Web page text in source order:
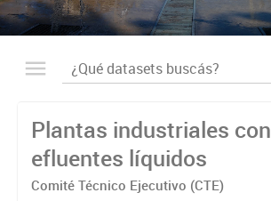
Plantas industriales con
efluentes líquidos
Comité Técnico Ejecutivo (CTE)